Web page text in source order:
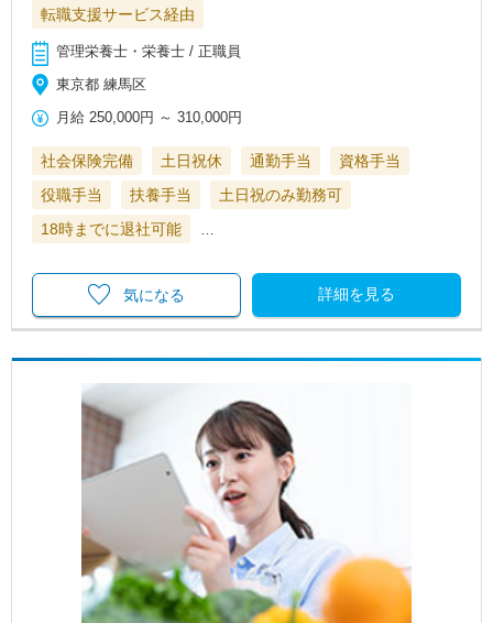
転職支援サービス経由
管理栄養士・栄養士 / 正職員
東京都 練馬区
月給 250,000円 ～310,000円
社会保険完備 土日祝休 通勤手当
資格手当
役職手当
扶養手当
土日祝のみ勤務可
18時までに退社可能
…
詳細を見る
気になる